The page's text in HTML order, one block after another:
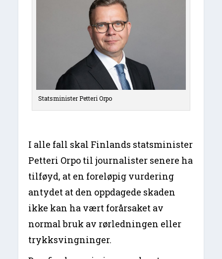
Statsminister Petteri Orpo
I alle fall skal Finlands statsminister
Petteri Orpo til journalister senere ha
tilføyd, at en foreløpig vurdering
antydet at den oppdagede skaden
ikke kan ha vært forårsaket av
normal bruk av rørledningen eller
trykksvingninger.